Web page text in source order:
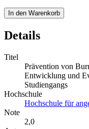
In den Warenkorb
Details
Titel
Prävention von
Entwicklung und
Studiengangs
Hochschule
Hochschule für
Note
2,0